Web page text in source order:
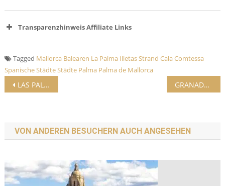
Transparenzhinweis Affiliate Links
Tagged Mallorca Balearen La Palma Illetas Strand Cala Comtessa
Spanische StädteStädte Palma Palma de Mallorca
Beitrags-Navigation
LAS PALMAS (Stadt) GRANADA (Stadt)
VON ANDEREN BESUCHERN AUCH ANGESEHEN